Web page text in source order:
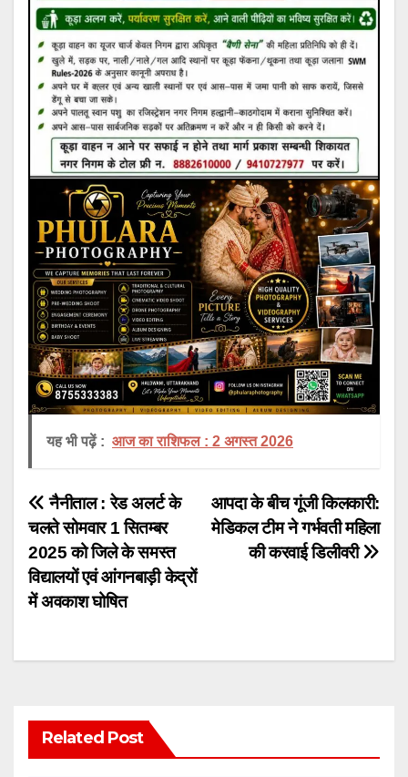
यह भी पढ़ें : आज का राशिफल : 2 अगस्त 2026
Post
navigation
आपदा के बीच गूंजी किलकारी:
मेडिकल टीम ने गर्भवती महिला
की करवाई डिलीवरी
नैनीताल : रेड अलर्ट के
चलते सोमवार 1 सितम्बर
2025 को जिले के समस्त
विद्यालयों एवं आंगनबाड़ी केद्रों
में अवकाश घोषित
Related Post